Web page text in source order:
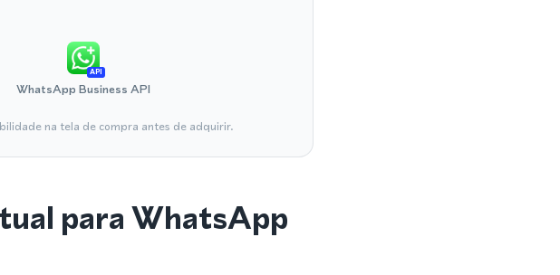
API
WhatsApp Business API
na tela de compra antes de adquirir.
para WhatsApp